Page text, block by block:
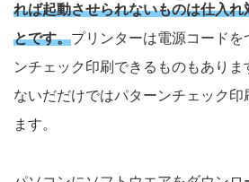
れば起動させられないものは仕入
とです。プリンターは電源コード
ンチェック印刷できるものもあり
ないだだけではパターンチェック印
ます。